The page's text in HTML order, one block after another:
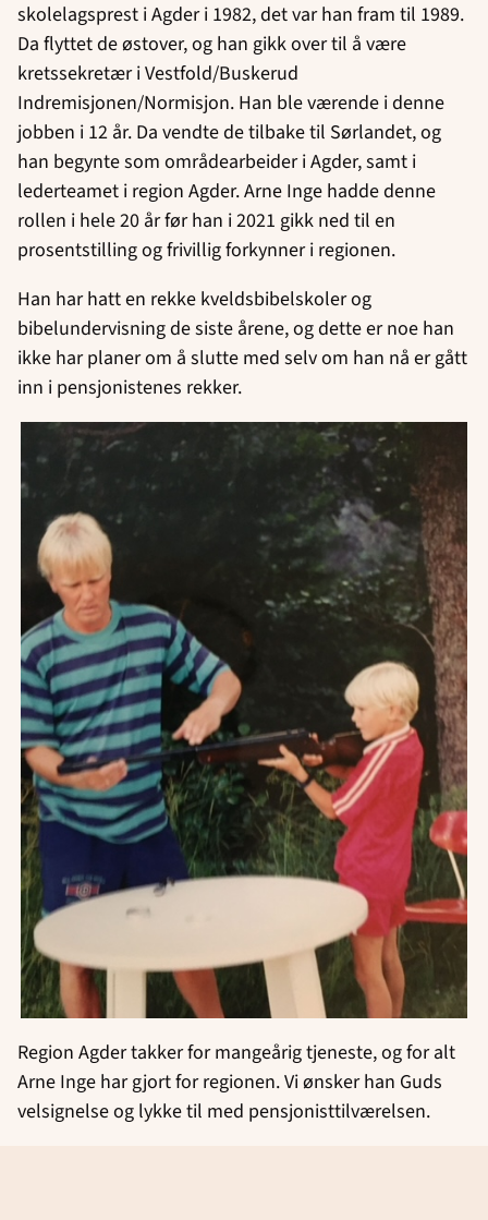
skolelagsprest i Agder i 1982, det var han fram til 1989.
Da flyttet de østover, og han gikk over til å være
kretssekretær i Vestfold/Buskerud
Indremisjonen/Normisjon. Han ble værende i denne
jobben i 12 år. Da vendte de tilbake til Sørlandet, og
han begynte som områdearbeider i Agder, samt i
lederteamet i region Agder. Arne Inge hadde denne
rollen i hele 20 år før han i 2021 gikk ned til en
prosentstilling og frivillig forkynner i regionen.
Han har hatt en rekke kveldsbibelskoler og
bibelundervisning de siste årene, og dette er noe han
ikke har planer om å slutte med selv om han nå er gått
inn i pensjonistenes rekker.
Region Agder takker for mangeårig tjeneste, og for alt
Arne Inge har gjort for regionen. Vi ønsker han Guds
velsignelse og lykke til med pensjonisttilværelsen.